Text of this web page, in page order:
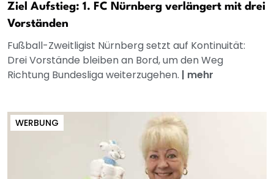
Ziel Aufstieg: 1. FC Nürnberg verlängert mit drei
Vorständen
Fußball-Zweitligist Nürnberg setzt auf Kontinuität:
Drei Vorstände bleiben an Bord, um den Weg
Richtung Bundesliga weiterzugehen. | mehr
WERBUNG